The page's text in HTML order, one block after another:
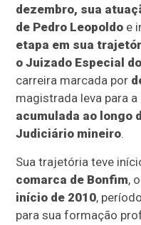
dezembro, sua
de Pedro Leopoldo e
etapa em sua
o Juizado Especial
carreira marcada por
magistrada leva para
acumulada ao longo
Judiciário mineiro.
Sua trajetória teve
comarca de Bonfim,
início de 2010,
para sua formação